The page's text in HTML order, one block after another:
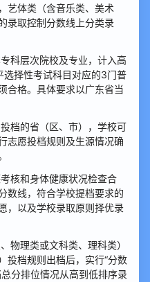
艺体类（含音乐类、美术
录取控制分数线上分类录
科层次院校及专业，计入高
择性考试科目对应的3门普
合格。具体要求以广东省当
档的省（区、市），学校可
志愿投档规则及生源情况确
核和身体健康状况检查合
数线，符合学校提档要求的
，以及学校录取原则择优录
物理类或文科类、理科类）
投档规则出档后，实行“分数
分排位情况从高到低排序录